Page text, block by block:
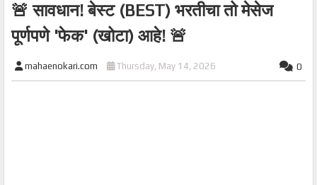
🚨 सावधान! बेस्ट (BEST) भरतीचा तो मेसेज
पूर्णपणे 'फेक' (खोटा) आहे! 🚨
mahaenokari.com Thursday, May 14, 2026 0